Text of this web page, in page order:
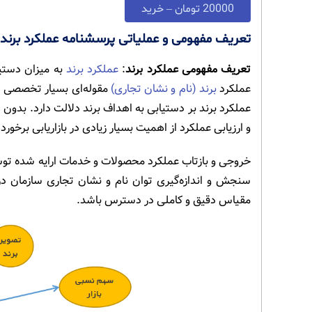
20000 تومان – خرید
تعریف مفهومی و عملیاتی پرسشنامه عملکرد برند
تعریف مفهومی عملکرد برند: عملکرد برند به میزان
عملکردبرند (نام و نشان تجاری) مقوله‌ای بسیار
عملکرد برند بر دستیابی به اهداف برند دلالت دارد.
و ارزیابی عملکرد از اهمیت بسیار زیادی در بازاریابی
خروجی و بازتاب عملکرد محصولات و خدمات ارایه شده
سنجش و اندازه‌گیری توان نام و نشان تجاری سازمان
مقیاس دقیق و کاملی در دسترس باشد.